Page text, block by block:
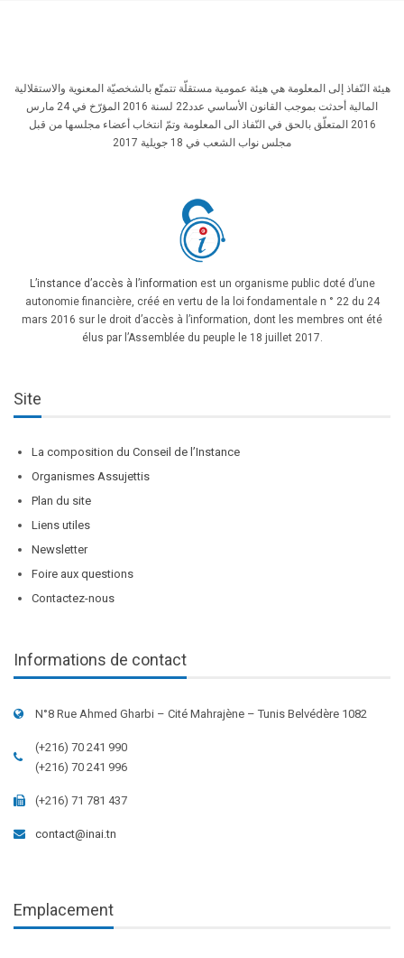
هيئة النّفاذ إلى المعلومة هي هيئة عمومية مستقلّة تتمتّع بالشخصيّة المعنوية والاستقلالية
المالية أحدثت بموجب القانون الأساسي عدد22 لسنة 2016 المؤرّخ في 24 مارس
2016 المتعلّق بالحق في النّفاذ الى المعلومة وتمّ انتخاب أعضاء مجلسها من قبل
مجلس نواب الشعب في 18 جويلية 2017
L’instance d’accès à l’information est un organisme public doté d’une
autonomie financière, créé en vertu de la loi fondamentale n ° 22 du 24
mars 2016 sur le droit d’accès à l’information, dont les membres ont été
élus par l’Assemblée du peuple le 18 juillet 2017.
Site
La composition du Conseil de l’Instance
Organismes Assujettis
Plan du site
Liens utiles
Newsletter
Foire aux questions
Contactez-nous
Informations de contact
N°8 Rue Ahmed Gharbi – Cité Mahrajène – Tunis Belvédère 1082
(+216) 70 241 990
(+216) 70 241 996
(+216) 71 781 437
contact@inai.tn
Emplacement